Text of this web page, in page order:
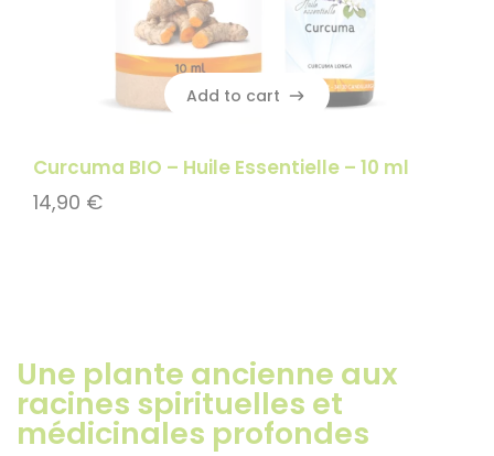
Add to cart
Curcuma BIO – Huile Essentielle – 10 ml
14,90 €
Une plante ancienne aux
racines spirituelles et
médicinales profondes